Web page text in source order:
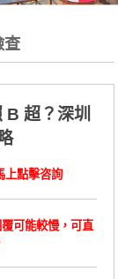
查
超？深圳
上點擊咨詢
可能較慢，可直